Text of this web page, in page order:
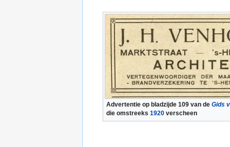
Advertentie op bladzijde 109 van de Gids
die omstreeks 1920 verscheen